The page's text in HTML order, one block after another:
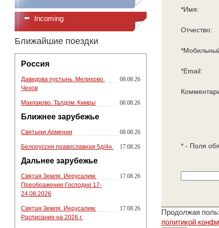
Incoming
Ближайшие поездки
Россия
Давидова пустынь. Мелихово.
Чехов
08.08.26
Маклаково. Талдом. Кимры 08.08.26
Ближнее зарубежье
Святыни Армении 08.08.26
Белоруссия православная 5д/4н. 17.08.26
Дальнее зарубежье
Святая Земля. Иерусалим.
Преображение Господне 17-
24.08.2026
17.08.26
Святая Земля. Иерусалим.
Расписание на 2026 г.
17.08.26
*Имя:
Отчество:
*Email:
* - Поля
Продолжая
политикой